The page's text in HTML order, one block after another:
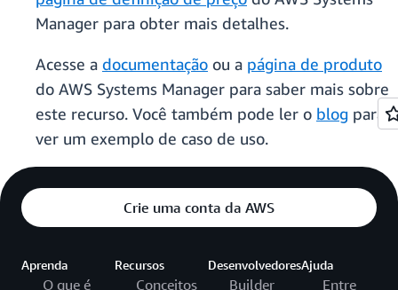
Manager para obter mais detalhes.
Acesse a documentação ou a página de produto
do AWS Systems Manager para saber mais sobre
este recurso. Você também pode ler o blog para
ver um exemplo de caso de uso.
Crie uma conta da AWS
Aprenda
O que é
Recursos
Conceitos
Desenvolvedores
Builder
Ajuda
Entre